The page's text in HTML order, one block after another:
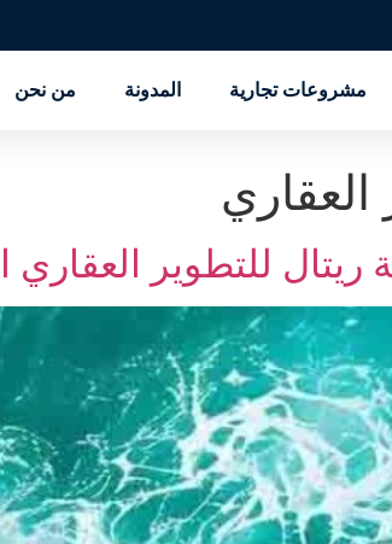
مشروعات تجارية المدونة من نحن
العقاري
للتطوير